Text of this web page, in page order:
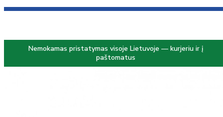
Nemokamas pristatymas visoje Lietuvoje — kurjeriu ir į
paštomatus